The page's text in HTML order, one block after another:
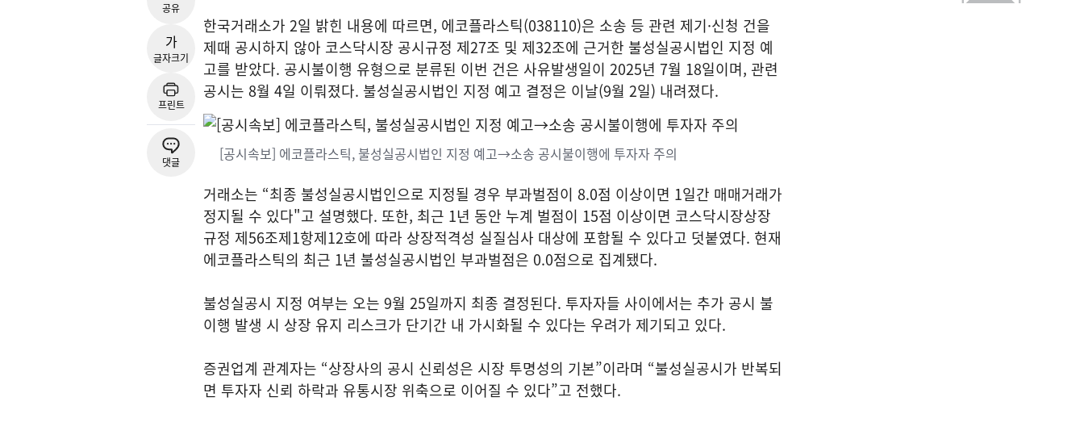
공유
가
글자크기
프린트
댓글
한국거래소가 2일 밝힌 내용에 따르면, 에코플라스틱(038110)은 소송 등 관련 제기·신청 건을
제때 공시하지 않아 코스닥시장 공시규정 제27조 및 제32조에 근거한 불성실공시법인 지정 예
고를 받았다. 공시불이행 유형으로 분류된 이번 건은 사유발생일이 2025년 7월 18일이며, 관련
공시는 8월 4일 이뤄졌다. 불성실공시법인 지정 예고 결정은 이날(9월 2일) 내려졌다.
[공시속보] 에코플라스틱, 불성실공시법인 지정 예고→소송 공시불이행에 투자자 주의
거래소는 “최종 불성실공시법인으로 지정될 경우 부과벌점이 8.0점 이상이면 1일간 매매거래가
정지될 수 있다"고 설명했다. 또한, 최근 1년 동안 누계 벌점이 15점 이상이면 코스닥시장상장
규정 제56조제1항제12호에 따라 상장적격성 실질심사 대상에 포함될 수 있다고 덧붙였다. 현재
에코플라스틱의 최근 1년 불성실공시법인 부과벌점은 0.0점으로 집계됐다.
불성실공시 지정 여부는 오는 9월 25일까지 최종 결정된다. 투자자들 사이에서는 추가 공시 불
이행 발생 시 상장 유지 리스크가 단기간 내 가시화될 수 있다는 우려가 제기되고 있다.
증권업계 관계자는 “상장사의 공시 신뢰성은 시장 투명성의 기본”이라며 “불성실공시가 반복되
면 투자자 신뢰 하락과 유통시장 위축으로 이어질 수 있다”고 전했다.